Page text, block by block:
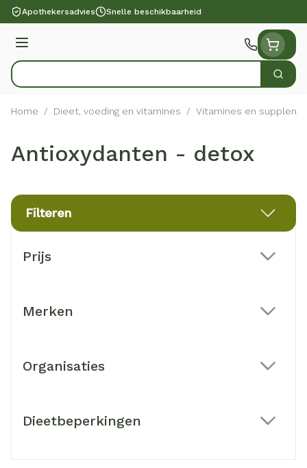
Ga naar de inhoud
Apothekersadvies Snelle beschikbaarheid
Menu
Product, merk, categorie... Zoek
Home / Dieet, voeding en vitamines / Vitamines en
Antioxydanten - detox
Filteren
Prijs
Merken
Organisaties
Dieetbeperkingen